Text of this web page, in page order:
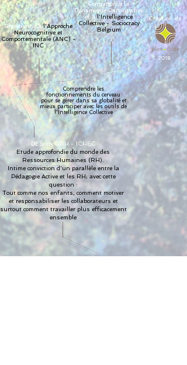
Formation à la
Dynamique Participative
et àl'Intelligence
Collective - Sociocracy
Belgium
Praticienne à l'Approche
Neurocognitive et
Comportementale (ANC) -
INC
Création de
2018
Comprendre les
fonctionnements du cerveau
pour se gérer dans sa globalité et
mieux participer avec les outils de
l'Intelligence Collective
DES en GRH - ICHEC
Etude approfondie du monde des
Ressources Humaines (RH).
Intime conviction d'un parallèle entre la
Pédagogie Active et les RH; avec cette
question :
Tout comme nos enfants, comment motiver
et responsabiliser les collaborateurs et
surtout comment travailler plus efficacement
ensemble